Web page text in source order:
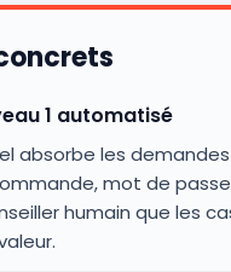
1 automatisé
absorbe les demandes
mot de
humain que les